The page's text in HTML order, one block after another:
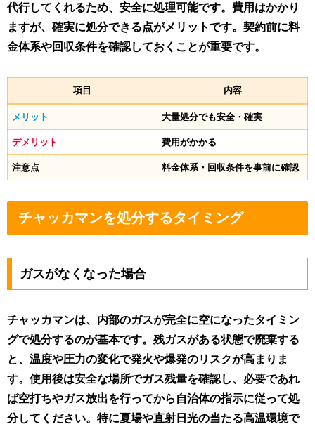
代行してくれるため、安全に処理可能です。費用はかかり
ますが、確実に処分できる点がメリットです。契約前に料
金体系や回収条件を確認しておくことが重要です。
項目 内容
メリット 大量処分でも安全・確実
デメリット 費用がかかる
注意点 料金体系・回収条件を事前に確認
チャッカマンを処分するタイミング
ガスがなくなった場合
チャッカマンは、内部のガスが完全に空になったタイミン
グで処分するのが基本です。残ガスがある状態で廃棄する
と、温度や圧力の変化で発火や爆発のリスクが高まりま
す。使用後は安全な場所でガス残量を確認し、必要であれ
ば空打ちやガス放出を行ってから自治体の指示に従って処
分してください。特に夏場や直射日光の当たる高温環境で